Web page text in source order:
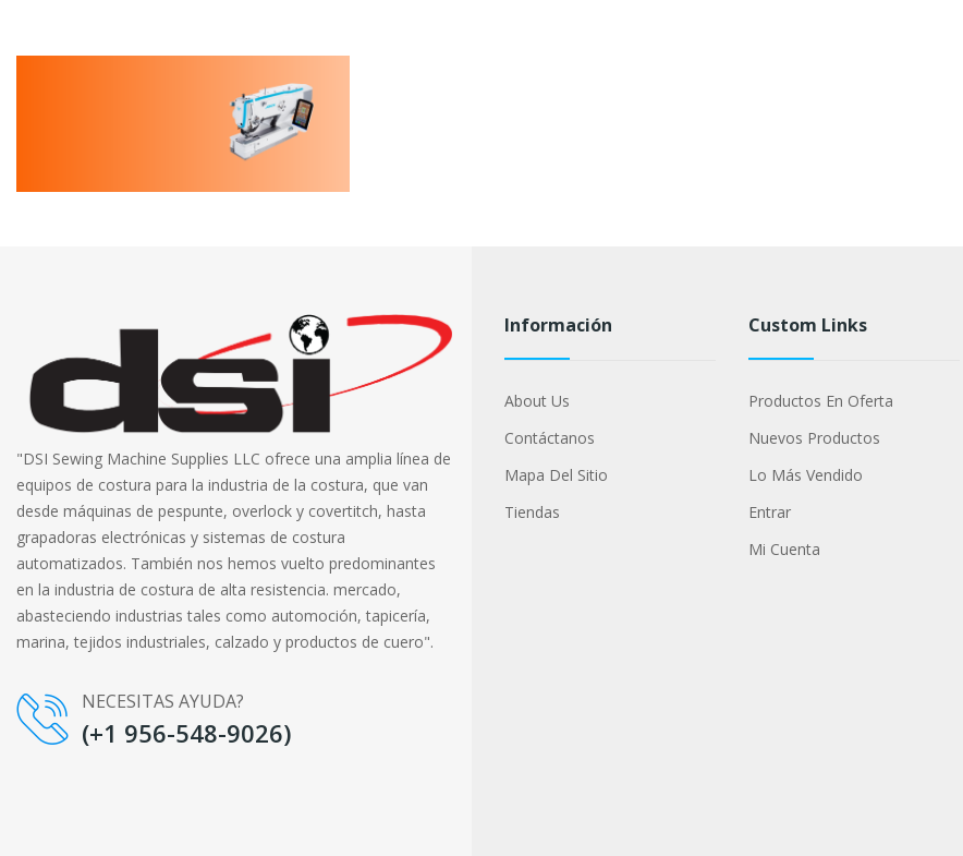
"DSI Sewing Machine Supplies LLC ofrece una amplia línea de
equipos de costura para la industria de la costura, que van
desde máquinas de pespunte, overlock y covertitch, hasta
grapadoras electrónicas y sistemas de costura
automatizados. También nos hemos vuelto predominantes
en la industria de costura de alta resistencia. mercado,
abasteciendo industrias tales como automoción, tapicería,
marina, tejidos industriales, calzado y productos de cuero".
NECESITAS AYUDA?
(+1 956-548-9026)
Información
About Us
Contáctanos
Mapa Del Sitio
Tiendas
Custom Links
Productos En Oferta
Nuevos Productos
Lo Más Vendido
Entrar
Mi Cuenta